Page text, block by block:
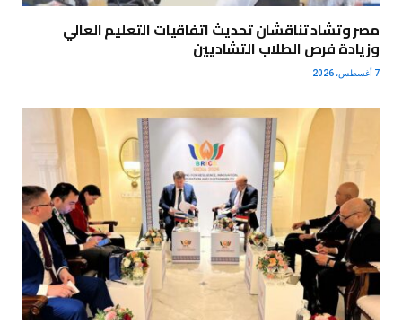
مصر وتشاد تناقشان تحديث اتفاقيات التعليم العالي
وزيادة فرص الطلاب التشاديين
7 أغسطس، 2026